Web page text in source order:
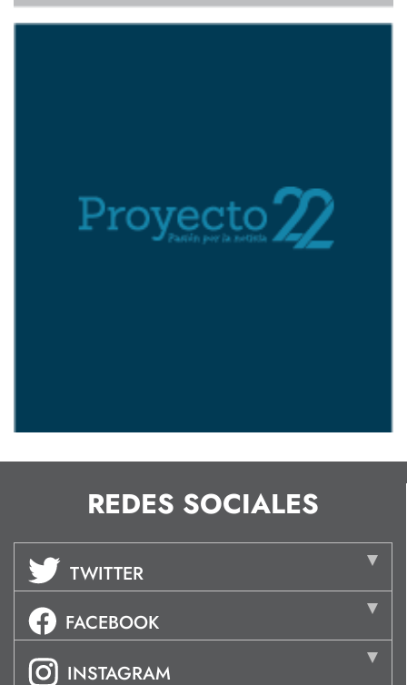
REDES SOCIALES
TWITTER
FACEBOOK
INSTAGRAM